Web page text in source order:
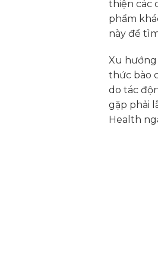
thiện các
phẩm
này để
Xu
thức bào
do tác
gặp phải
Health